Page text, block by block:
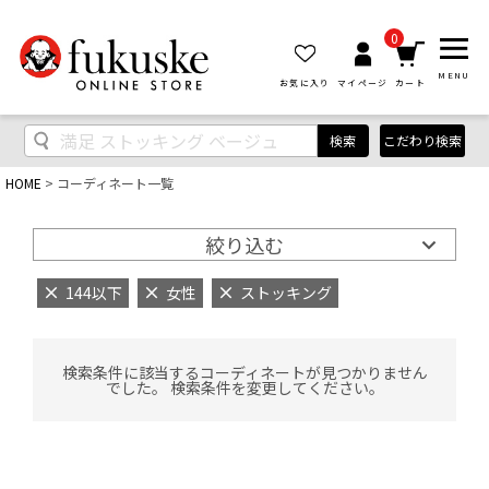
お気に入り マイページ
0
カート
MENU
検索 こだわり検索
HOME コーディネート一覧
絞り込む
144以下 女性 ストッキング
検索条件に該当するコーディネートが見つかりません
でした。 検索条件を変更してください。